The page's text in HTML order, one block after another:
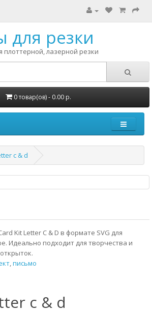
резки
лазерной резки
0 товар(ов) - 0.00 р.
c & d
Kit Letter C & D в формате SVG для
Идеально подходит для творчества и
,письмо
c & d